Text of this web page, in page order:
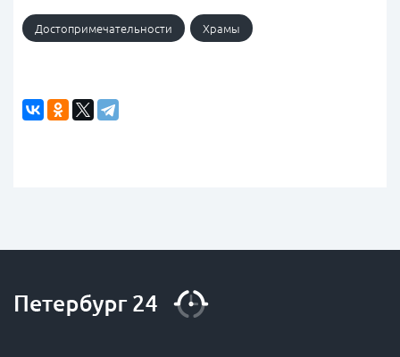
Достопримечательности Храмы